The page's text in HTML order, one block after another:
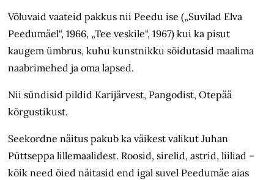
Võluvaid vaateid pakkus nii Peedu ise („Suvilad Elva
Peedumäel“, 1966, „Tee veskile“, 1967) kui ka pisut
kaugem ümbrus, kuhu kunstnikku sõidutasid maalima
naabrimehed ja oma lapsed.
Nii sündisid pildid Karijärvest, Pangodist, Otepää
kõrgustikust.
Seekordne näitus pakub ka väikest valikut Juhan
Püttseppa lillemaalidest. Roosid, sirelid, astrid, liiliad –
kõik need õied näitasid end igal suvel Peedumäe aias